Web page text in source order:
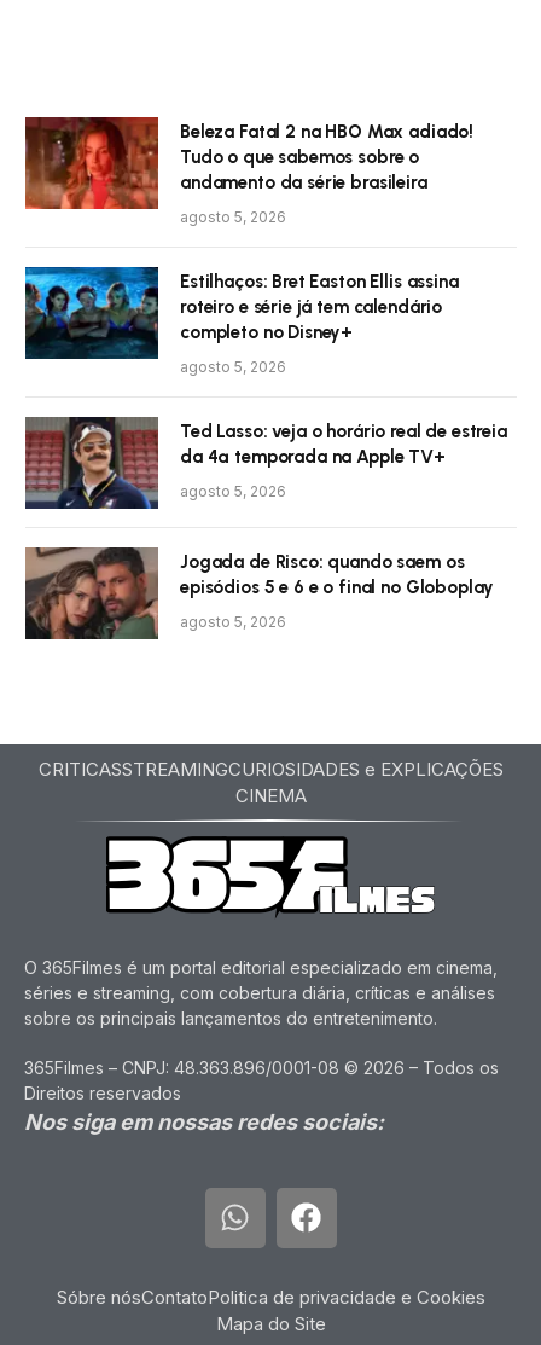
Beleza Fatal 2 na HBO Max adiado!
Tudo o que sabemos sobre o
andamento da série brasileira
agosto 5, 2026
Estilhaços: Bret Easton Ellis assina
roteiro e série já tem calendário
completo no Disney+
agosto 5, 2026
Ted Lasso: veja o horário real de estreia
da 4ª temporada na Apple TV+
agosto 5, 2026
Jogada de Risco: quando saem os
episódios 5 e 6 e o final no Globoplay
agosto 5, 2026
CRITICASSTREAMINGCURIOSIDADES e EXPLICAÇÕES
CINEMA
O 365Filmes é um portal editorial especializado em cinema,
séries e streaming, com cobertura diária, críticas e análises
sobre os principais lançamentos do entretenimento.
365Filmes – CNPJ: 48.363.896/0001-08 © 2026 – Todos os
Direitos reservados
Nos siga em nossas redes sociais:
Sóbre nósContatoPolitica de privacidade e Cookies
Mapa do Site